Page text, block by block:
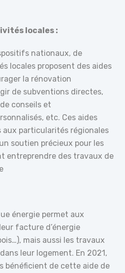
locales :
nationaux, de
locales proposent des aides
la rénovation
de subventions directes,
conseils et
etc. Ces aides
particularités régionales
soutien précieux pour les
entreprendre des travaux de
énergie permet aux
facture d’énergie
mais aussi les travaux
leur logement. En 2021,
bénéficient de cette aide de